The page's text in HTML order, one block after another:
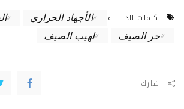
الكلمات الدليلية الأجهاد الحراري
حر الصيف
لهيب الصيف
شارك